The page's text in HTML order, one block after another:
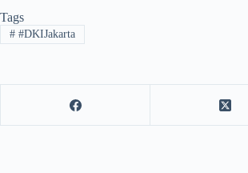
Tags
##DKIJakarta